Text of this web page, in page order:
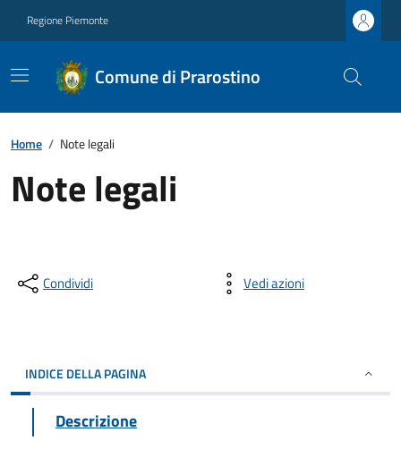
Regione Piemonte
Comune di Prarostino
Home / Note legali
Note legali
Condividi Vedi azioni
INDICE DELLA PAGINA
Descrizione